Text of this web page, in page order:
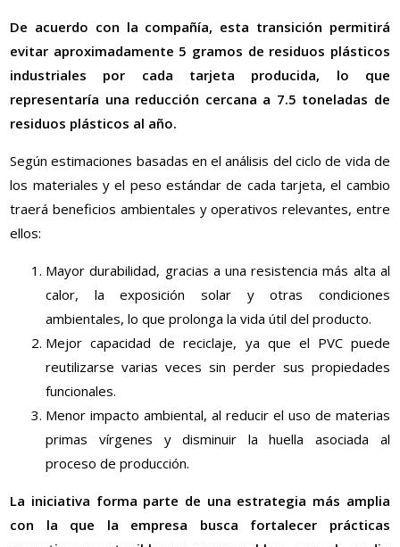
De acuerdo con la compañía, esta transición permitirá
evitar aproximadamente 5 gramos de residuos plásticos
industriales por cada tarjeta producida, lo que
representaría una reducción cercana a 7.5 toneladas de
residuos plásticos al año.
Según estimaciones basadas en el análisis del ciclo de vida de
los materiales y el peso estándar de cada tarjeta, el cambio
traerá beneficios ambientales y operativos relevantes, entre
ellos:
Mayor durabilidad, gracias a una resistencia más alta al
calor, la exposición solar y otras condiciones
ambientales, lo que prolonga la vida útil del producto.
Mejor capacidad de reciclaje, ya que el PVC puede
reutilizarse varias veces sin perder sus propiedades
funcionales.
Menor impacto ambiental, al reducir el uso de materias
primas vírgenes y disminuir la huella asociada al
proceso de producción.
La iniciativa forma parte de una estrategia más amplia
con la que la empresa busca fortalecer prácticas